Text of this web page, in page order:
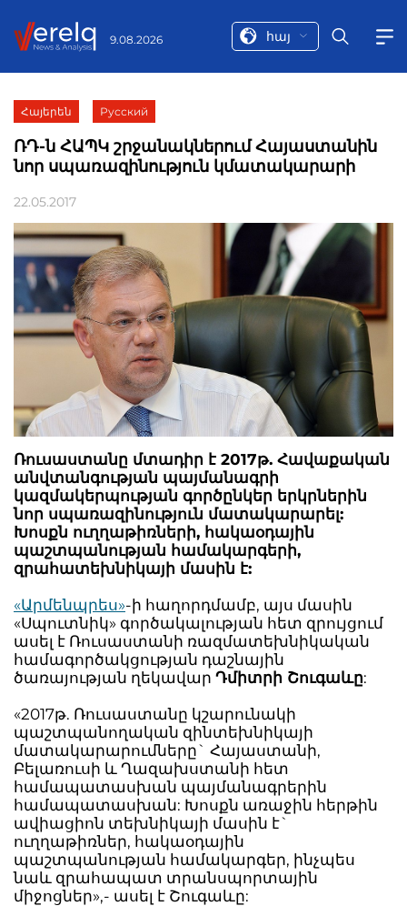
9.08.2026 հայ
Հայերեն Русский
ՌԴ-ն ՀԱՊԿ շրջանակներում Հայաստանին
նոր սպառազինություն կմատակարարի
22.05.2017
Ռուսաստանը մտադիր է 2017թ. Հավաքական
անվտանգության պայմանագրի
կազմակերպության գործընկեր երկրներին
նոր սպառազինություն մատակարարել:
Խոսքն ուղղաթիռների, հակաօդային
պաշտպանության համակարգերի,
զրահատեխնիկայի մասին է:
«Արմենպրես»-ի հաղորդմամբ, այս մասին
«Սպուտնիկ» գործակալության հետ զրույցում
ասել է Ռուսաստանի ռազմատեխնիկական
համագործակցության դաշնային
ծառայության ղեկավար Դմիտրի Շուգաևը:
«2017թ. Ռուսաստանը կշարունակի
պաշտպանողական զինտեխնիկայի
մատակարարումները` Հայաստանի,
Բելառուսի և Ղազախստանի հետ
համապատասխան պայմանագրերին
համապատասխան: Խոսքն առաջին հերթին
ավիացիոն տեխնիկայի մասին է`
ուղղաթիռներ, հակաօդային
պաշտպանության համակարգեր, ինչպես
նաև զրահապատ տրանսպորտային
միջոցներ»,- ասել է Շուգաևը: